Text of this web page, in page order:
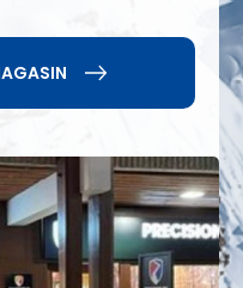
plus vastes au monde,
skieurs confirmés
chacun trouve
Les
les amateurs de
sur de superbes
enneigées.